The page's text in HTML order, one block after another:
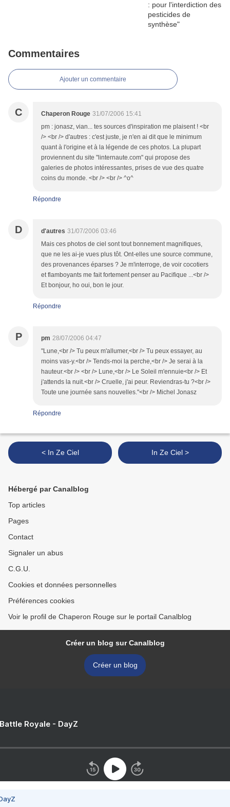
Commentaires
Ajouter un commentaire
C Chaperon Rouge 31/07/2006 15:41
pm : jonasz, vian... tes sources d'inspiration me plaisent ! <br
/> <br /> d'autres : c'est juste, je n'en ai dit que le minimum
quant à l'origine et à la légende de ces photos. La plupart
proviennent du site "linternaute.com" qui propose des
galeries de photos intéressantes, prises de vue des quatre
coins du monde. <br /> <br /> ^o^
Répondre
D d'autres 31/07/2006 03:46
Mais ces photos de ciel sont tout bonnement magnifiques,
que ne les ai-je vues plus tôt. Ont-elles une source commune,
des provenances éparses ? Je m'interroge, de voir cocotiers
et flamboyants me fait fortement penser au Pacifique ...<br />
Et bonjour, ho oui, bon le jour.
Répondre
P pm 28/07/2006 04:47
"Lune,<br /> Tu peux m'allumer,<br /> Tu peux essayer, au
moins vas-y.<br /> Tends-moi la perche,<br /> Je serai à la
hauteur.<br /> <br /> Lune,<br /> Le Soleil m'ennuie<br /> Et
j'attends la nuit.<br /> Cruelle, j'ai peur. Reviendras-tu ?<br />
Toute une journée sans nouvelles."<br /> Michel Jonasz
Répondre
< In Ze Ciel In Ze Ciel >
Hébergé par Canalblog
Top articles
Pages
Contact
Signaler un abus
C.G.U.
Cookies et données personnelles
Préférences cookies
Voir le profil de Chaperon Rouge sur le portail Canalblog
Créer un blog sur Canalblog
Créer un blog
Royale - DayZ